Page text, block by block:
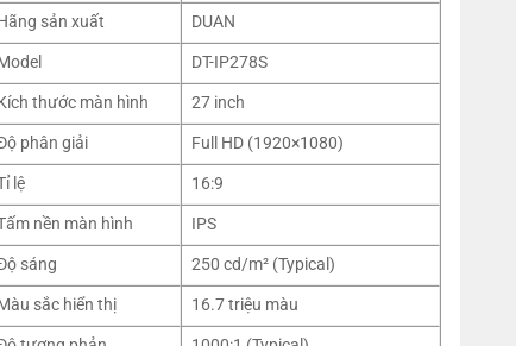
sản xuất
DUAN
DT-IP278S
thước màn hình
27 inch
phân giải
Full HD (1920×1080)
lệ
16:9
nền màn hình
IPS
sáng
250 cd/m² (Typical)
sắc hiển thị
16.7 triệu màu